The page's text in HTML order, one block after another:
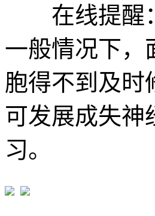
在线提醒：
一般情况下，
胞得不到及时
可发展成失神
习。